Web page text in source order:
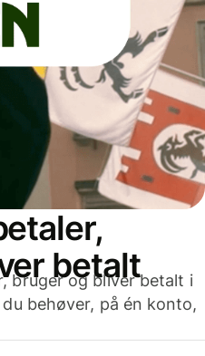
betalt
bruger og bliver betalt i
behøver, på én konto,